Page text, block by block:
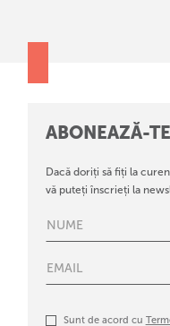
ABONEAZĂ-
Dacă doriți să fiți la
vă puteți înscrieți la
Sunt de acord cu